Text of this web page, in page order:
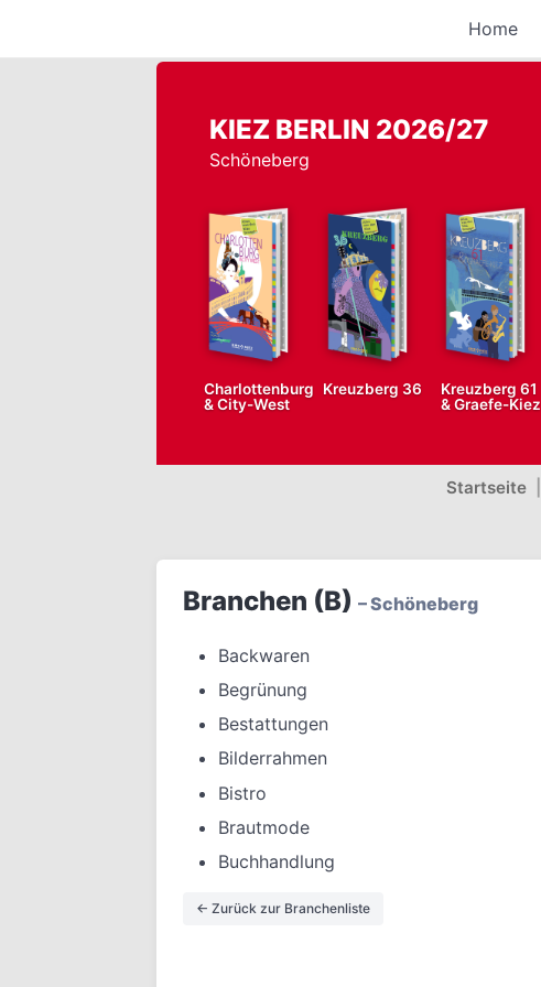
Home
KIEZ BERLIN 2026/27
Schöneberg
Charlottenburg
& City-West
Kreuzberg 36
Kreuzberg 61
& Graefe-Kiez
Startseite
Branchen (B) – Schöneberg
Backwaren
Begrünung
Bestattungen
Bilderrahmen
Bistro
Brautmode
Buchhandlung
← Zurück zur Branchenliste